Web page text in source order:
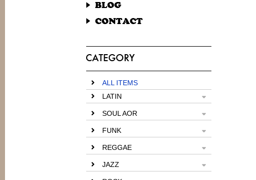
ALL ITEMS
LATIN
SOUL AOR
FUNK
REGGAE
JAZZ